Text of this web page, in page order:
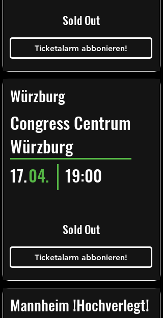
Sold Out
Ticketalarm abbonieren!
Würzburg
Congress Centrum
Würzburg
17.04. 19:00
Sold Out
Ticketalarm abbonieren!
Mannheim !Hochverlegt!